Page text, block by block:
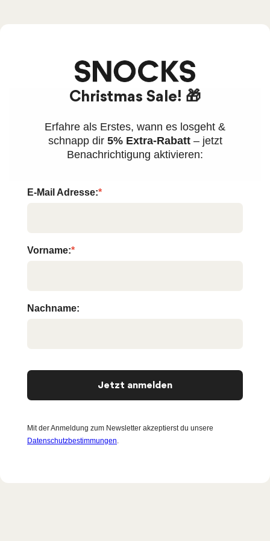
Christmas Sale! 🎁
Erfahre als Erstes, wann es losgeht &
schnapp dir 5% Extra-Rabatt – jetzt
Benachrichtigung aktivieren:
E-Mail Adresse:*
Vorname:*
Nachname:
Jetzt anmelden
Mit der Anmeldung zum Newsletter akzeptierst du unsere
Datenschutzbestimmungen.